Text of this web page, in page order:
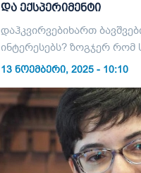
და ექსპერიმენტი
დაჰკვირვებიხართ
ინტერესებს? ზოგჯერ
13 ᲜᲝᲔᲛᲑᲔᲠᲘ, 2025 - 10:10